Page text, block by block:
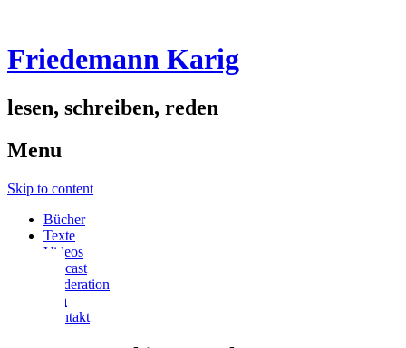
Friedemann Karig
lesen, schreiben, reden
Menu
Skip to content
Bücher
Texte
Videos
podcast
Moderation
Vita
Kontakt